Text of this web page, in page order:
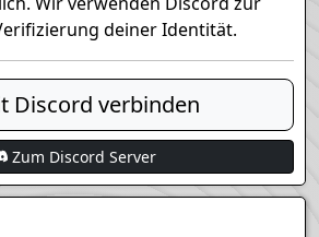
deiner Identität.
Discord verbinden
Zum Discord Server